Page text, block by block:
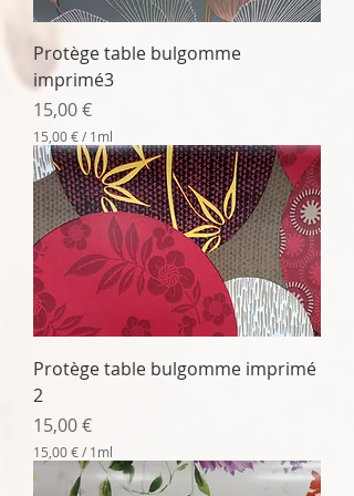
1
i
l
l
i
i
t
r
e
Protège table bulgomme
imprimé3
Prix
15,00 €
15,00 €/ 1ml
1
5
,
0
0
€
p
a
r
1
i
l
l
i
i
t
r
Protège table bulgomme imprimé
2
Prix
15,00 €
15,00 €/ 1ml
5